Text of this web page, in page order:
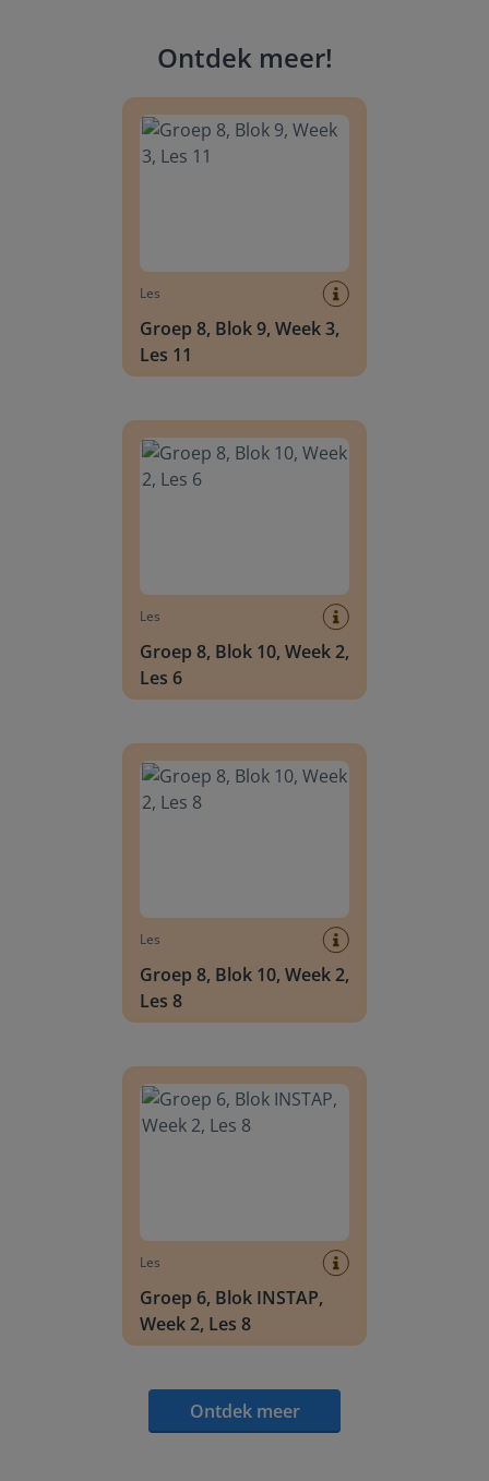
Ontdek meer!
Les
Groep 8, Blok 9, Week 3,
Les 11
Les
Groep 8, Blok 10, Week 2,
Les 6
Les
Groep 8, Blok 10, Week 2,
Les 8
Les
Groep 6, Blok INSTAP,
Week 2, Les 8
Ontdek meer